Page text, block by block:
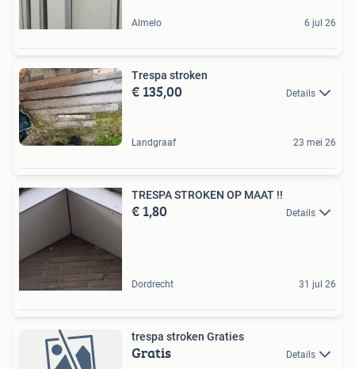
Almelo 6 jul 26
Trespa stroken
€ 135,00 Details
Landgraaf 23 mei 26
TRESPA STROKEN OP MAAT !!
€ 1,80 Details
Dordrecht 31 jul 26
trespa stroken Graties
Gratis Details